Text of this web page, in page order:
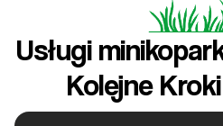
Usługi
Kolejne